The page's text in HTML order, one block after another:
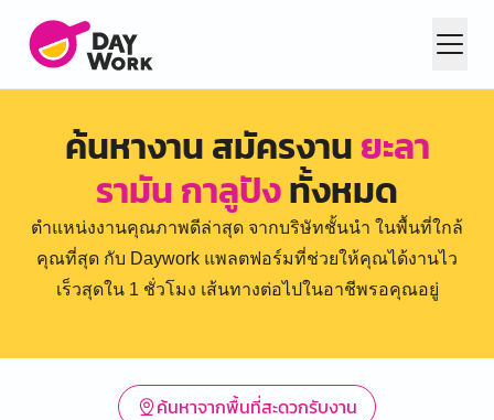
ค้นหางาน สมัครงานยะลา
รามัน กาลูปังทั้งหมด
ตำแหน่งงานคุณภาพดีล่าสุด จากบริษัทชั้นนำ ในพื้นที่ใกล้
คุณที่สุด กับ Daywork แพลตฟอร์มที่ช่วยให้คุณได้งานไว
เร็วสุดใน 1 ชั่วโมง เส้นทางต่อไปในอาชีพรอคุณอยู่
ค้นหาจากพื้นที่สะดวกรับงาน